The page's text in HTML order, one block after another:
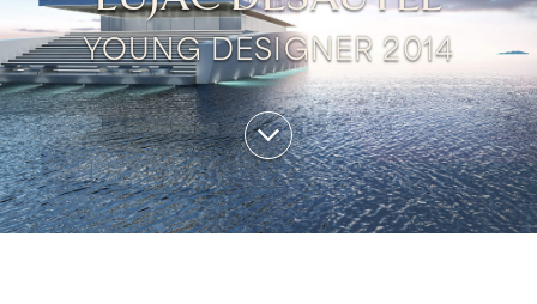
YOUNG DESIGNER 2014